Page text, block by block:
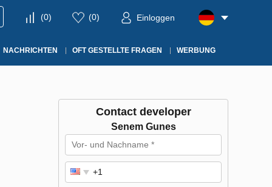
(0) (0) Einloggen
NACHRICHTEN OFT GESTELLTE FRAGEN WERBUNG
Contact developer
Senem Gunes